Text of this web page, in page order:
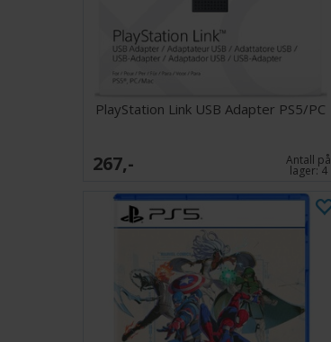
PlayStation Link USB Adapter PS5/PC
267,- Antall på
lager:4